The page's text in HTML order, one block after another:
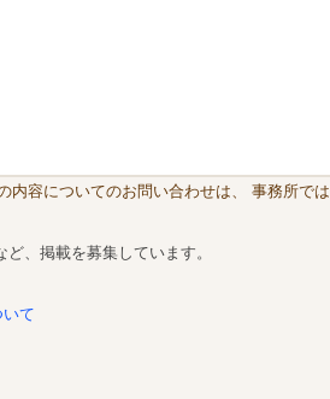
内容についてのお問い合わせは、 事務所で
、掲載を募集しています。
て